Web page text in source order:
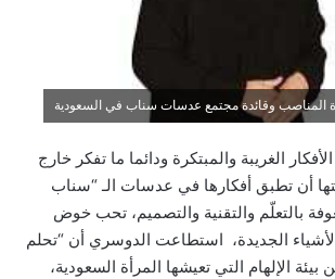
المناصب وقائدة مجتمع عدسات سناب في السعودية
الأفكار الغريبة والمبتكرة ودائما ما تفكر خارج
أن تطبق أفكارها في عدسات الـ “سناب
بالتعلّم والتقنية والتصميم، تحب خوض
الجديدة، استطاعت الدوسري أن “تحلم
الإلهام التي تعيشها المرأة السعودية،